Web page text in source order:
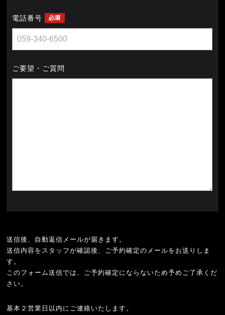
電話番号
ご要望・ご質問
送信後、自動返信メールが届きます。
送信内容をスタッフが確認後、ご予約確定のメールをお送りしま
す。
このフォーム送信では、ご予約確定にならないため予めご了承くだ
さい。
基本２営業日以内にご連絡いたします。